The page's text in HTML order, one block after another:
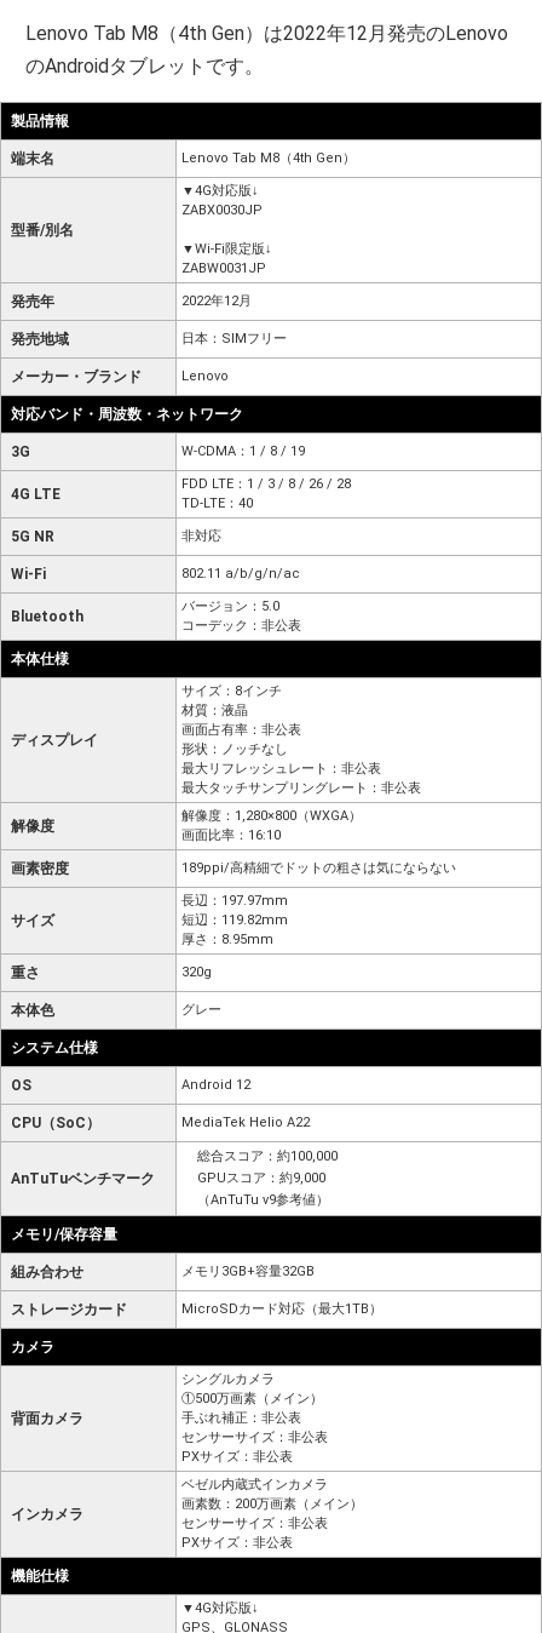
Lenovo Tab M8（4th Gen）は2022年12月発売のLenovo
のAndroidタブレットです。
製品情報
端末名 Lenovo Tab M8（4th Gen）
型番/別名
▼4G対応版↓
ZABX0030JP
▼Wi-Fi限定版↓
ZABW0031JP
発売年 2022年12月
発売地域 日本：SIMフリー
メーカー・ブランド Lenovo
対応バンド・周波数・ネットワーク
3G W-CDMA：1 / 8 / 19
4G LTE
FDD LTE：1 / 3 / 8 / 26 / 28
TD-LTE：40
5G NR 非対応
Wi-Fi 802.11 a/b/g/n/ac
Bluetooth
バージョン：5.0
コーデック：非公表
本体仕様
ディスプレイ
サイズ：8インチ
材質：液晶
画面占有率：非公表
形状：ノッチなし
最大リフレッシュレート：非公表
最大タッチサンプリングレート：非公表
解像度
解像度：1,280×800（WXGA）
画面比率：16:10
画素密度 189ppi/高精細でドットの粗さは気にならない
サイズ
長辺：197.97mm
短辺：119.82mm
厚さ：8.95mm
重さ 320g
本体色 グレー
システム仕様
OS Android 12
CPU（SoC） MediaTek Helio A22
AnTuTuベンチマーク
総合スコア：約100,000
GPUスコア：約9,000
（AnTuTu v9参考値）
メモリ/保存容量
組み合わせ メモリ3GB+容量32GB
ストレージカード MicroSDカード対応（最大1TB）
カメラ
背面カメラ
シングルカメラ
①500万画素（メイン）
手ぶれ補正：非公表
センサーサイズ：非公表
PXサイズ：非公表
インカメラ
ベゼル内蔵式インカメラ
画素数：200万画素（メイン）
センサーサイズ：非公表
PXサイズ：非公表
機能仕様
▼4G対応版↓
GPS、GLONASS